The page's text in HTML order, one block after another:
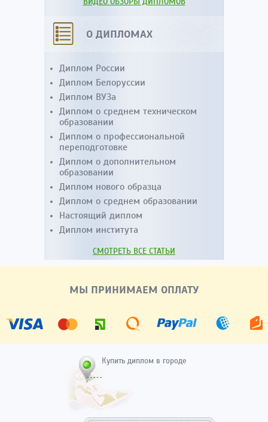
О ДИПЛОМАХ
Диплом России
Диплом Белоруссии
Диплом ВУЗа
Диплом о среднем техническом
образовании
Диплом о профессиональной
переподготовке
Диплом о дополнительном
образовании
Диплом нового образца
Диплом о среднем образовании
Настоящий диплом
Диплом института
СМОТРЕТЬ ВСЕ СТАТЬИ
МЫ ПРИНИМАЕМ ОПЛАТУ
Купить диплом в городе